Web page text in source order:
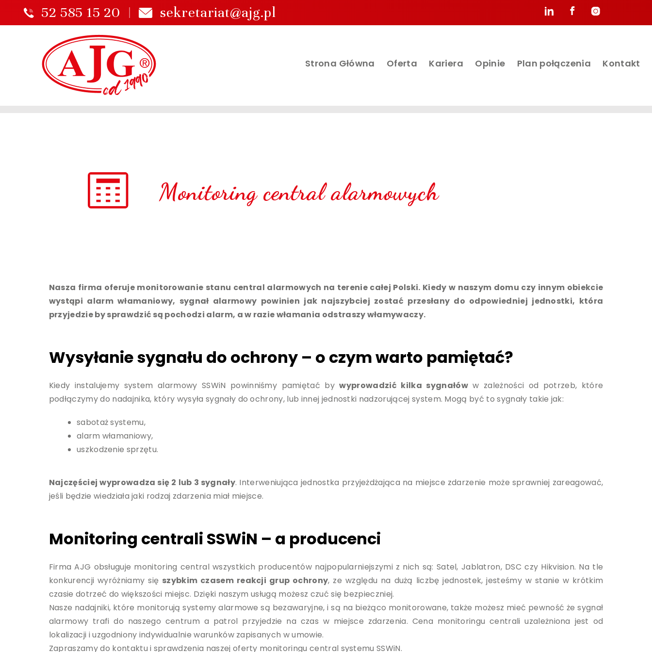
52 585 15 20 sekretariat@ajg.pl
Strona Główna Oferta Kariera Opinie Plan połączenia Kontakt
Monitoring central alarmowych
Nasza firma oferuje monitorowanie stanu central alarmowych na terenie całej Polski. Kiedy w naszym domu czy innym obiekcie
wystąpi alarm włamaniowy, sygnał alarmowy powinien jak najszybciej zostać przesłany do odpowiedniej jednostki, która
przyjedzie by sprawdzić są pochodzi alarm, a w razie włamania odstraszy włamywaczy.
Wysyłanie sygnału do ochrony – o czym warto pamiętać?
Kiedy instalujemy system alarmowy SSWiN powinniśmy pamiętać bywyprowadzić kilka sygnałóww zależności od potrzeb, które
podłączymy do nadajnika, który wysyła sygnały do ochrony, lub innej jednostki nadzorującej system. Mogą być to sygnały takie jak:
sabotaż systemu,
alarm włamaniowy,
uszkodzenie sprzętu.
Najczęściej wyprowadza się 2 lub 3 sygnały. Interweniująca jednostka przyjeżdżająca na miejsce zdarzenie może sprawniej zareagować,
jeśli będzie wiedziała jaki rodzaj zdarzenia miał miejsce.
Monitoring centrali SSWiN – a producenci
Firma AJG obsługuje monitoring central wszystkich producentów najpopularniejszymi z nich są: Satel, Jablatron, DSC czy Hikvision. Na tle
konkurencji wyróżniamy się szybkim czasem reakcji grup ochrony, ze względu na dużą liczbę jednostek, jesteśmy w stanie w krótkim
czasie dotrzeć do większości miejsc. Dzięki naszym usługą możesz czuć się bezpieczniej.
Nasze nadajniki, które monitorują systemy alarmowe są bezawaryjne, i są na bieżąco monitorowane, także możesz mieć pewność że sygnał
alarmowy trafi do naszego centrum a patrol przyjedzie na czas w miejsce zdarzenia. Cena monitoringu centrali uzależniona jest od
lokalizacji i uzgodniony indywidualnie warunków zapisanych w umowie.
Zapraszamy do kontaktu i sprawdzenia naszej oferty monitoringu central systemu SSWiN.